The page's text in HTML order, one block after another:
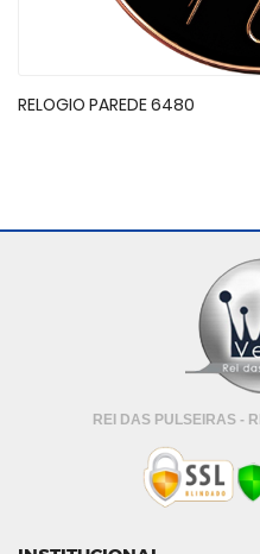
RELOGIO PAREDE 6480
REI DAS PULSEIRAS -